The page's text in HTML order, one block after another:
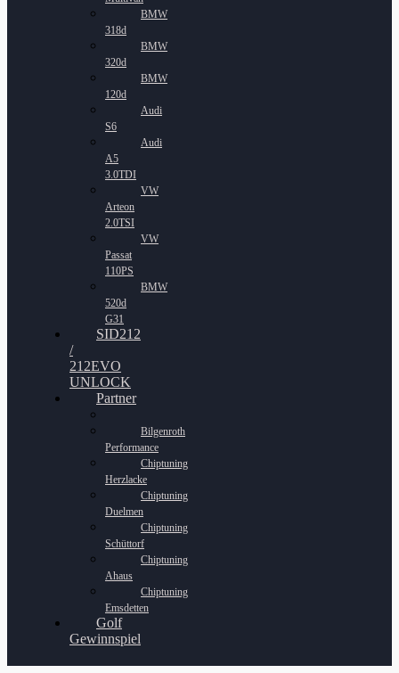
BMW
318d
BMW
320d
BMW
120d
Audi
S6
Audi
A5
3.0TDI
VW
Arteon
2.0TSI
VW
Passat
110PS
BMW
520d
G31
SID212
/
212EVO
UNLOCK
Partner
Bilgenroth
Performance
Chiptuning
Herzlacke
Chiptuning
Duelmen
Chiptuning
Schüttorf
Chiptuning
Ahaus
Chiptuning
Emsdetten
Golf
Gewinnspiel